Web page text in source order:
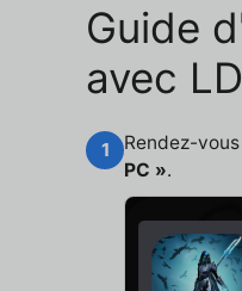
Guide
avec
1 Rendez-
PC ».